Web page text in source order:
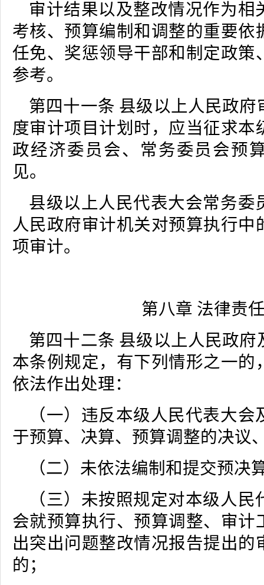
审计结果以及整改情况作为相
考核、预算编制和调整的重要依
任免、奖惩领导干部和制定政策
参考。
第四十一条 县级以上人民政府
度审计项目计划时，应当征求本
政经济委员会、常务委员会预
见。
县级以上人民代表大会常务委
人民政府审计机关对预算执行中
项审计。
第八章 法律责
第四十二条 县级以上人民政府
本条例规定，有下列情形之一的
依法作出处理：
（一）违反本级人民代表大
于预算、决算、预算调整的决议
（二）未依法编制和提交预决
（三）未按照规定对本级人
会就预算执行、预算调整、审计
出突出问题整改情况报告提出的
的；